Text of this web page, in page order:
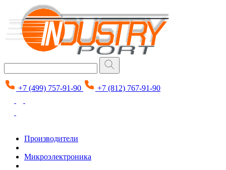
+7 (499) 757-91-90 +7 (812) 767-91-90
Производители
Микроэлектроника